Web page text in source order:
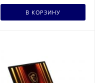
В КОРЗИНУ